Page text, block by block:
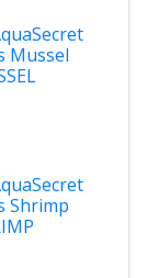
Mussel
Shrimp